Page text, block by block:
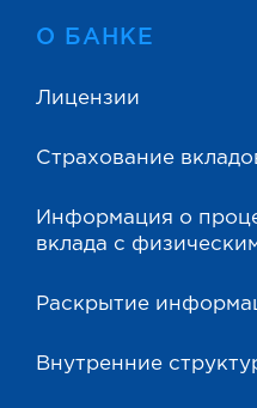
О БАНКЕ
Лицензии
Страхование
Информация о
вклада с
Раскрытие
Внутренние